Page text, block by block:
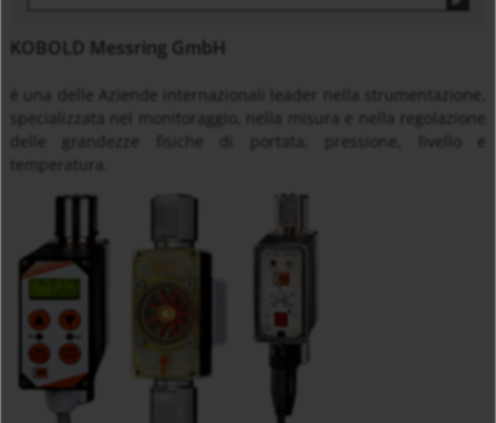
KOBOLD Messring GmbH
è una delle Aziende internazionali leader nella strumentazione,
specializzata nel monitoraggio, nella misura e nella regolazione
delle grandezze fisiche di portata, pressione, livello e